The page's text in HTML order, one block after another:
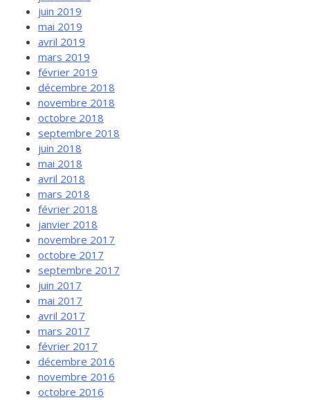
juin 2019
mai 2019
avril 2019
mars 2019
février 2019
décembre 2018
novembre 2018
octobre 2018
septembre 2018
juin 2018
mai 2018
avril 2018
mars 2018
février 2018
janvier 2018
novembre 2017
octobre 2017
septembre 2017
juin 2017
mai 2017
avril 2017
mars 2017
février 2017
décembre 2016
novembre 2016
octobre 2016